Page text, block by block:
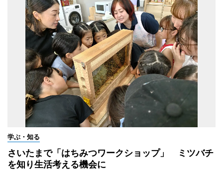
学ぶ・知る
さいたまで「はちみつワークショップ」 ミツバチ
を知り生活考える機会に